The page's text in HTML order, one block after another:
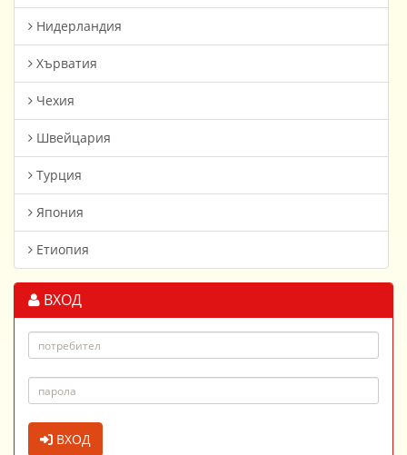
Нидерландия
Хърватия
Чехия
Швейцария
Турция
Япония
Етиопия
ВХОД
ВХОД